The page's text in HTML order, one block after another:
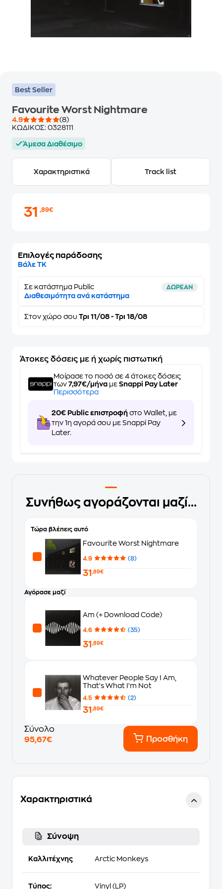
Best Seller
Favourite Worst Nightmare
4.9
(8)
ΚΩΔΙΚΟΣ: 0328111
Άμεσα Διαθέσιμο
Χαρακτηριστικά Track list
31,89€
Επιλογές παράδοσης
Βάλε ΤΚ
Σε κατάστημα Public ΔΩΡΕΑΝ
Διαθεσιμότητα ανά κατάστημα
Στον χώρο σου Τρι 11/08 - Τρι 18/08
Άτοκες δόσεις με ή χωρίς πιστωτική
Μοίρασε το ποσό σε 4 άτοκες δόσεις
των 7,97€/μήνα με Snappi Pay Later
Περισσότερα
20€ Public επιστροφή στο Wallet, με
την 1η αγορά σου με Snappi Pay
Later.
Συνήθως αγοράζονται μαζί...
Τώρα βλέπεις αυτό
Favourite Worst Nightmare
4.9 (8)
31 ,89€
Αγόρασε μαζί
Am (+ Download Code)
4.6 (35)
31 ,89€
Whatever People Say I Am,
That's What I'm Not
4.5 (2)
31 ,89€
Σύνολο
95,67€
Προσθήκη
Χαρακτηριστικά
Σύνοψη
Καλλιτέχνης Arctic Monkeys
Τύπος: Vinyl (LP)